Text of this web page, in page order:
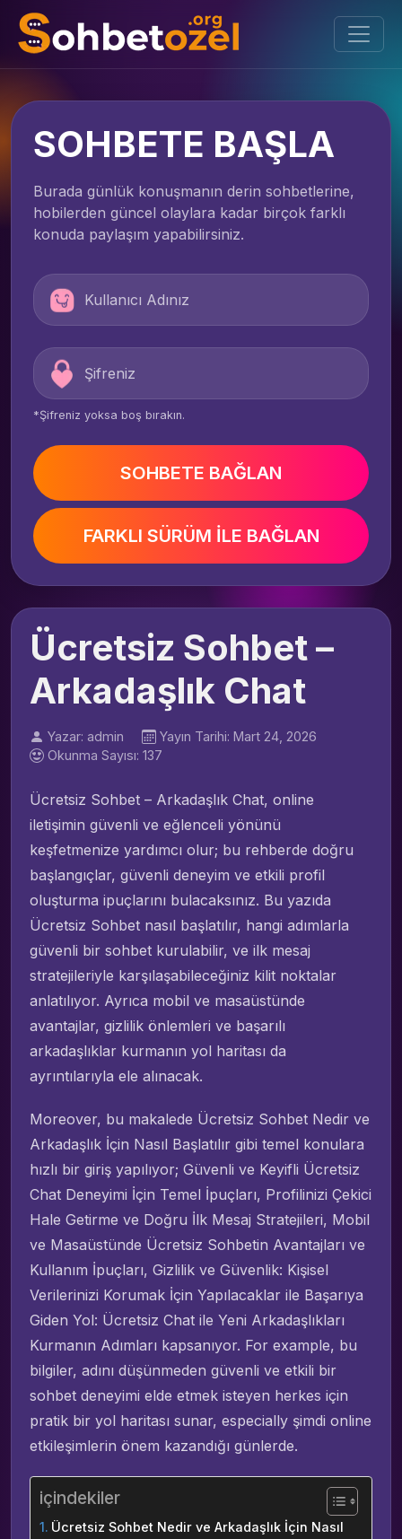
SOHBETE BAŞLA
Burada günlük konuşmanın derin sohbetlerine,
hobilerden güncel olaylara kadar birçok farklı
konuda paylaşım yapabilirsiniz.
*Şifreniz yoksa boş bırakın.
SOHBETE BAĞLAN
FARKLI SÜRÜM İLE BAĞLAN
Ücretsiz Sohbet –
Arkadaşlık Chat
Yazar: admin
Yayın Tarihi: Mart 24, 2026
Okunma Sayısı: 137
Ücretsiz Sohbet – Arkadaşlık Chat, online
iletişimin güvenli ve eğlenceli yönünü
keşfetmenize yardımcı olur; bu rehberde doğru
başlangıçlar, güvenli deneyim ve etkili profil
oluşturma ipuçlarını bulacaksınız. Bu yazıda
Ücretsiz Sohbet nasıl başlatılır, hangi adımlarla
güvenli bir sohbet kurulabilir, ve ilk mesaj
stratejileriyle karşılaşabileceğiniz kilit noktalar
anlatılıyor. Ayrıca mobil ve masaüstünde
avantajlar, gizlilik önlemleri ve başarılı
arkadaşlıklar kurmanın yol haritası da
ayrıntılarıyla ele alınacak.
Moreover, bu makalede Ücretsiz Sohbet Nedir ve
Arkadaşlık İçin Nasıl Başlatılır gibi temel konulara
hızlı bir giriş yapılıyor; Güvenli ve Keyifli Ücretsiz
Chat Deneyimi İçin Temel İpuçları, Profilinizi Çekici
Hale Getirme ve Doğru İlk Mesaj Stratejileri, Mobil
ve Masaüstünde Ücretsiz Sohbetin Avantajları ve
Kullanım İpuçları, Gizlilik ve Güvenlik: Kişisel
Verilerinizi Korumak İçin Yapılacaklar ile Başarıya
Giden Yol: Ücretsiz Chat ile Yeni Arkadaşlıkları
Kurmanın Adımları kapsanıyor. For example, bu
bilgiler, adını düşünmeden güvenli ve etkili bir
sohbet deneyimi elde etmek isteyen herkes için
pratik bir yol haritası sunar, especially şimdi online
etkileşimlerin önem kazandığı günlerde.
içindekiler
Ücretsiz Sohbet Nedir ve Arkadaşlık İçin Nasıl